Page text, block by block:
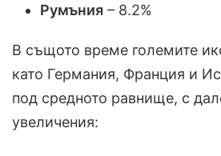
Румъния – 8.2%
В същото време големите
като Германия, Франция и
под средното равнище, с
увеличения: